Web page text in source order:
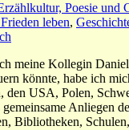
Poesie und
leben,
meine Kollegin
könnte, habe ich
den USA, Polen,
Anliegen
Bibliotheken,